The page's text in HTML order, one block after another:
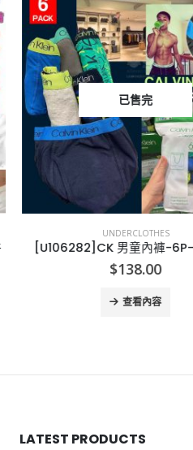
已售完
UNDERCLOTHES
[U106282]CK 男童內褲-
$138.00
查看內容
LATEST PRODUCTS